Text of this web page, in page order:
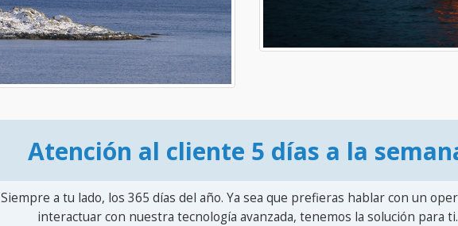
Atención al cliente 5 días a la
Siempre a tu lado, los 365 días del año. Ya sea que prefieras hablar con un
interactuar con nuestra tecnología avanzada, tenemos la solución para ti.